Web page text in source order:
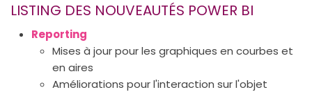
LISTING DES NOUVEAUTÉS POWER BI
Reporting
Mises à jour pour les graphiques en courbes et
en aires
Améliorations pour l'interaction sur l'objet